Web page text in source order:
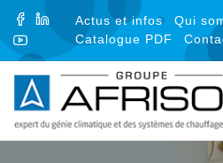
FACEBOOK
LINKEDIN
YOUTUBE
Actus et infos Qui
Catalogue PDF